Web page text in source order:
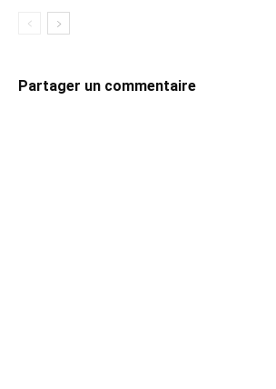
Partager un commentaire